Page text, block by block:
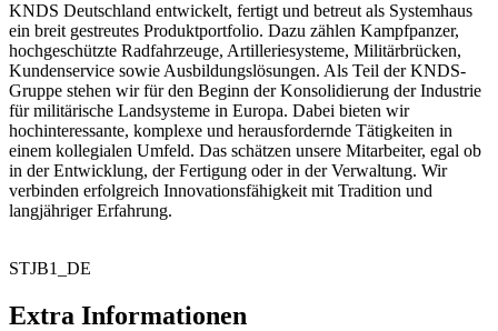
KNDS Deutschland entwickelt, fertigt und betreut als Systemhaus
ein breit gestreutes Produktportfolio. Dazu zählen Kampfpanzer,
hochgeschützte Radfahrzeuge, Artilleriesysteme, Militärbrücken,
Kundenservice sowie Ausbildungslösungen. Als Teil der KNDS-
Gruppe stehen wir für den Beginn der Konsolidierung der Industrie
für militärische Landsysteme in Europa. Dabei bieten wir
hochinteressante, komplexe und herausfordernde Tätigkeiten in
einem kollegialen Umfeld. Das schätzen unsere Mitarbeiter, egal ob
in der Entwicklung, der Fertigung oder in der Verwaltung. Wir
verbinden erfolgreich Innovationsfähigkeit mit Tradition und
langjähriger Erfahrung.
STJB1_DE
Extra Informationen